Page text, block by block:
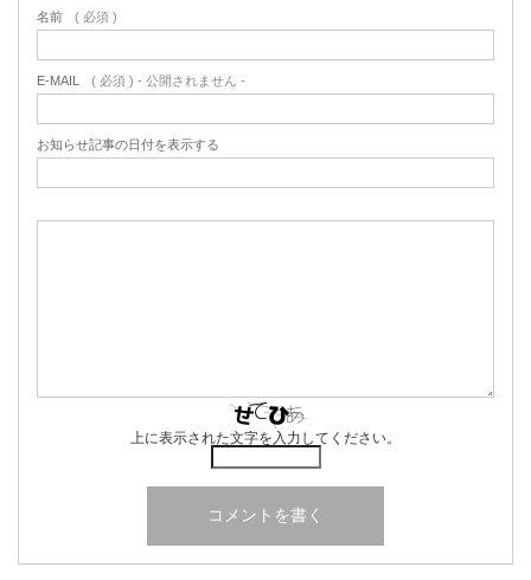
名前 ( 必須 )
E-MAIL ( 必須 ) - 公開されません -
お知らせ記事の日付を表示する
上に表示された文字を入力してください。